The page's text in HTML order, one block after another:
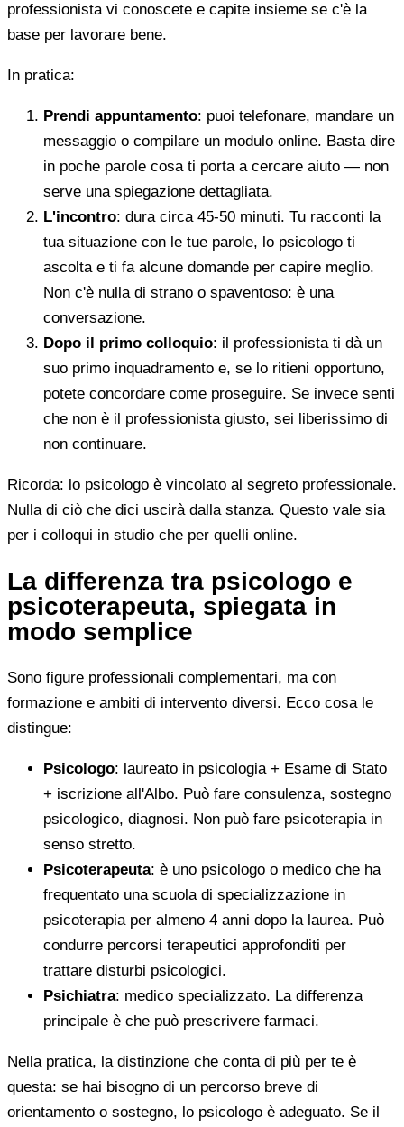
professionista vi conoscete e capite insieme se c'è la
base per lavorare bene.
In pratica:
Prendi appuntamento: puoi telefonare, mandare un
messaggio o compilare un modulo online. Basta dire
in poche parole cosa ti porta a cercare aiuto — non
serve una spiegazione dettagliata.
L'incontro: dura circa 45-50 minuti. Tu racconti la
tua situazione con le tue parole, lo psicologo ti
ascolta e ti fa alcune domande per capire meglio.
Non c'è nulla di strano o spaventoso: è una
conversazione.
Dopo il primo colloquio: il professionista ti dà un
suo primo inquadramento e, se lo ritieni opportuno,
potete concordare come proseguire. Se invece senti
che non è il professionista giusto, sei liberissimo di
non continuare.
Ricorda: lo psicologo è vincolato al segreto professionale.
Nulla di ciò che dici uscirà dalla stanza. Questo vale sia
per i colloqui in studio che per quelli online.
La differenza tra psicologo e
psicoterapeuta, spiegata in
modo semplice
Sono figure professionali complementari, ma con
formazione e ambiti di intervento diversi. Ecco cosa le
distingue:
Psicologo: laureato in psicologia + Esame di Stato
+ iscrizione all'Albo. Può fare consulenza, sostegno
psicologico, diagnosi. Non può fare psicoterapia in
senso stretto.
Psicoterapeuta: è uno psicologo o medico che ha
frequentato una scuola di specializzazione in
psicoterapia per almeno 4 anni dopo la laurea. Può
condurre percorsi terapeutici approfonditi per
trattare disturbi psicologici.
Psichiatra: medico specializzato. La differenza
principale è che può prescrivere farmaci.
Nella pratica, la distinzione che conta di più per te è
questa: se hai bisogno di un percorso breve di
orientamento o sostegno, lo psicologo è adeguato. Se il